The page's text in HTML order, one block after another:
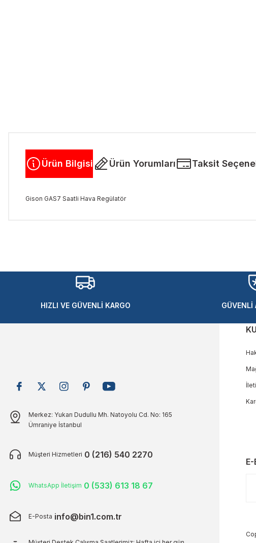
Ürün Bilgisi Ürün Yorumları Taksit
Gison GAS7 Saatli Hava Regülatör
Ürün açıklamasında eksik bilgiler bulunuyor.
Ürün bilgilerinde hatalar bulunuyor.
Ürün fiyatı diğer sitelerden daha pahalı.
HIZLI VE GÜVENLİ KARGO GÜVENLİ
Merkez: Yukarı Dudullu Mh. Natoyolu Cd. No: 165
Ümraniye İstanbul
Müşteri Hizmetleri 0 (216) 540 2270
WhatsApp İletişim 0 (533) 613 18 67
E-Posta info@bin1.com.tr